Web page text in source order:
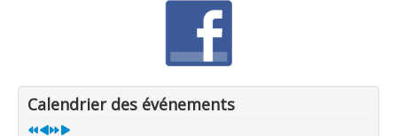
Calendrier des événements